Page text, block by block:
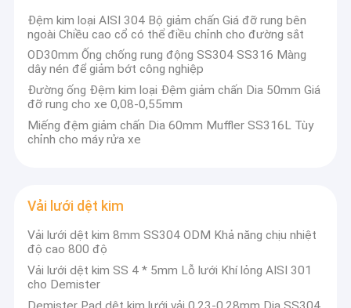
Sản phẩm
Hướng dẫn VR
Về chúng tôi
Tham quan nhà máy
Đệm kim loại AISI 304 Bộ giảm chấn Giá đỡ rung bên
ngoài Chiều cao cổ có thể điều chỉnh cho đường sắt
OD30mm Ống chống rung động SS304 SS316 Màng
dây nén để giảm bớt công nghiệp
Đường ống Đệm kim loại Đệm giảm chấn Dia 50mm Giá
đỡ rung cho xe 0,08-0,55mm
Miếng đệm giảm chấn Dia 60mm Muffler SS316L Tùy
chỉnh cho máy rửa xe
Vải lưới dệt kim
Vải lưới dệt kim 8mm SS304 ODM Khả năng chịu nhiệt
độ cao 800 độ
Vải lưới dệt kim SS 4 * 5mm Lỗ lưới Khí lỏng AISI 301
cho Demister
máy sản xuất lưới thép chuyên nghiệp, tham gia
nghiệm phong phú trong nghiên cứu, thiết kế, sản
xuất, bán hàng và dịch vụ sau bán hàng. Và luôn
luôn kiên trì với triết lý của "" Chất lượng đặt lên